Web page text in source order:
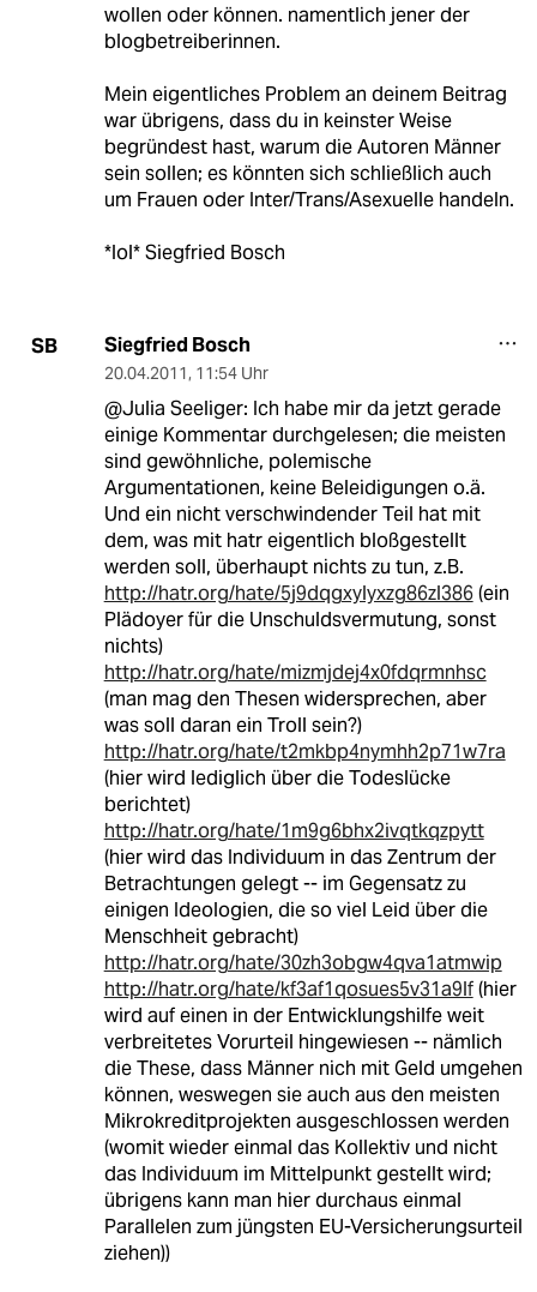
wollen oder können. namentlich jener der
blogbetreiberinnen.
Mein eigentliches Problem an deinem Beitrag
war übrigens, dass du in keinster Weise
begründest hast, warum die Autoren Männer
sein sollen; es könnten sich schließlich auch
um Frauen oder Inter/Trans/Asexuelle handeln.
*lol* Siegfried Bosch
SB Siegfried Bosch
20.04.2011, 11:54 Uhr
@Julia Seeliger: Ich habe mir da jetzt gerade
einige Kommentar durchgelesen; die meisten
sind gewöhnliche, polemische
Argumentationen, keine Beleidigungen o.ä.
Und ein nicht verschwindender Teil hat mit
dem, was mit hatr eigentlich bloßgestellt
werden soll, überhaupt nichts zu tun, z.B.
http://hatr.org/hate/5j9dqgxylyxzg86zl386(ein
Plädoyer für die Unschuldsvermutung, sonst
nichts)
http://hatr.org/hate/mizmjdej4x0fdqrmnhsc
(man mag den Thesen widersprechen, aber
was soll daran ein Troll sein?)
http://hatr.org/hate/t2mkbp4nymhh2p71w7ra
(hier wird lediglich über die Todeslücke
berichtet)
http://hatr.org/hate/1m9g6bhx2ivqtkqzpytt
(hier wird das Individuum in das Zentrum der
Betrachtungen gelegt -- im Gegensatz zu
einigen Ideologien, die so viel Leid über die
Menschheit gebracht)
http://hatr.org/hate/30zh3obgw4qva1atmwip
http://hatr.org/hate/kf3af1qosues5v31a9lf(hier
wird auf einen in der Entwicklungshilfe weit
verbreitetes Vorurteil hingewiesen -- nämlich
die These, dass Männer nich mit Geld umgehen
können, weswegen sie auch aus den meisten
Mikrokreditprojekten ausgeschlossen werden
(womit wieder einmal das Kollektiv und nicht
das Individuum im Mittelpunkt gestellt wird;
übrigens kann man hier durchaus einmal
Parallelen zum jüngsten EU-Versicherungsurteil
ziehen))